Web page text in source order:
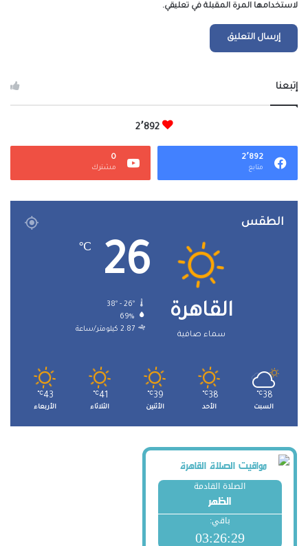
لاستخدامها المرة المقبلة في تعليقي.
إتبعنا
2٬892
2٬892
متابع
0
مشترك
الطقس
القاهرة
سماء صافية
26
℃
38º - 26º
69%
2.87 كيلومتر/ساعة
38
℃
السبت
38
℃
الأحد
39
℃
الأثنين
41
℃
الثلاثاء
43
℃
الأربعاء